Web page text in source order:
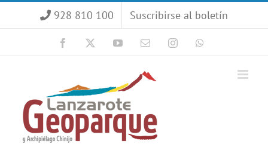
928 810 100 Suscribirse al boletín
Facebook YouTubeCorreoInstagram